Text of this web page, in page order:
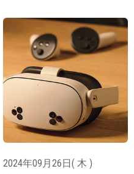
2024年09月26日( 木 )